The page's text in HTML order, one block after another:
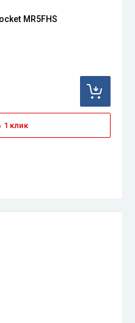
MR5FHS
1 клик